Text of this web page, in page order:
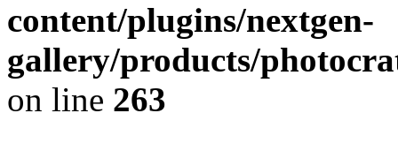
content/plugins/nextgen-
gallery/products/
on line 263